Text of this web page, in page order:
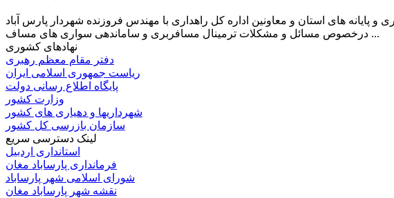
های استان و معاونین اداره کل راهداری با مهندس فروزنده شهردار پارس آباد
درخصوص مسائل و مشکلات ترمینال مسافربری و ساماندهی سواری های مساف ...
نهادهای کشوری
دفتر مقام معظم رهبری
ریاست جمهوری اسلامی ایران
پایگاه اطلاع رسانی دولت
وزارت کشور
شهرداریها و دهیاری های کشور
سازمان بازرسی کل کشور
لینک دسترسی سریع
استانداری اردبیل
فرمانداری پارساباد مغان
شورای اسلامی شهر پارساباد
نقشه شهر پارساباد مغان